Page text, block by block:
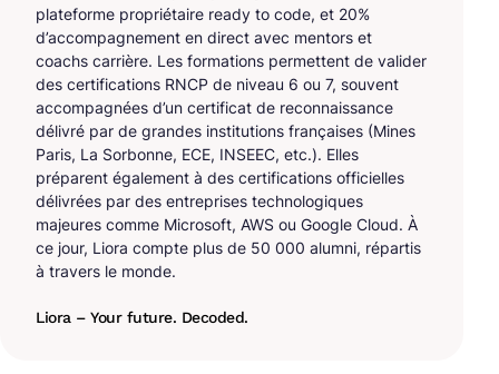
plateforme propriétaire ready to code, et 20%
d’accompagnement en direct avec mentors et
coachs carrière. Les formations permettent de valider
des certifications RNCP de niveau 6 ou 7, souvent
accompagnées d’un certificat de reconnaissance
délivré par de grandes institutions françaises (Mines
Paris, La Sorbonne, ECE, INSEEC, etc.). Elles
préparent également à des certifications officielles
délivrées par des entreprises technologiques
majeures comme Microsoft, AWS ou Google Cloud. À
ce jour, Liora compte plus de 50 000 alumni, répartis
à travers le monde.
Liora – Your future. Decoded.